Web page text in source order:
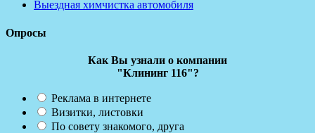
Выездная химчистка автомобиля
Опросы
Как Вы узнали о компании
"Клининг 116"?
Реклама в интернете
Визитки, листовки
По совету знакомого, друга